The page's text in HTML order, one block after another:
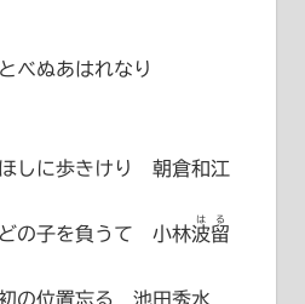
べぬあはれなり
しに歩きけり 朝倉和江
の子を負うて 小林波留
はる
の位置忘る 池田秀水